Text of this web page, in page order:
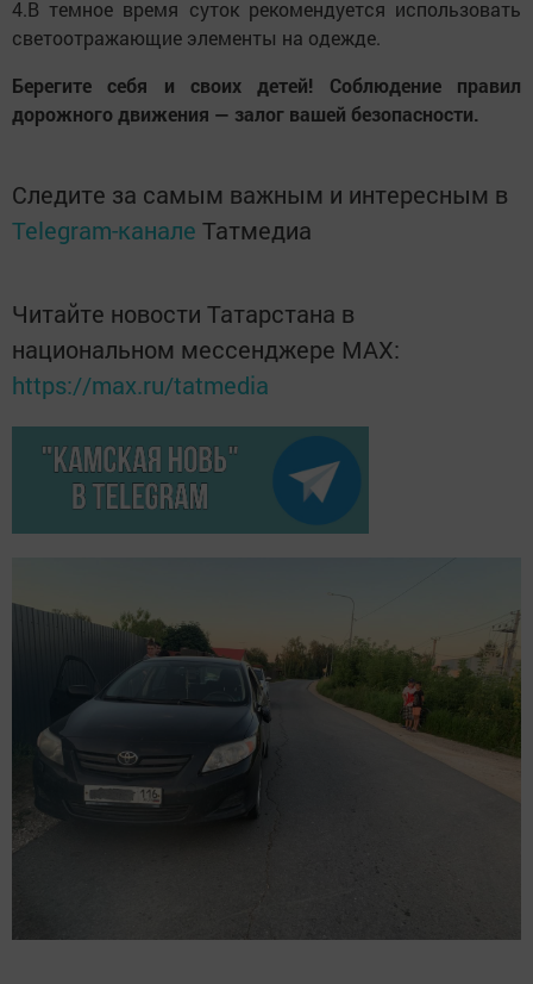
4.В темное время суток рекомендуется использовать
светоотражающие элементы на одежде.
Берегите себя и своих детей! Соблюдение правил
дорожного движения — залог вашей безопасности.
Следите за самым важным и интересным в
Telegram-канале Татмедиа
Читайте новости Татарстана в
национальном мессенджере MАХ:
https://max.ru/tatmedia